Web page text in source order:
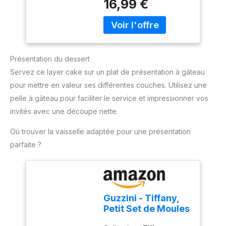
monde entier pour qu'il
dure plus longtemps.
Avec Fond
Amovible, pour
Gâteaux au
Fromage Pizzas
empilées les unes sur les
autres, vous pouvez
également faire des
besoins. 【Haute
qualité】 Fabriqué en
haute qualité, haute
résistance, bonne
robuste et durable, peut
【Revêtement
antiadhésif】 La surface
du moule est en matériau
antiadhésif, le moule à
16,99 €
Présentation du dessert
Servez ce layer cake sur un plat de présentation à gâteau
pour mettre en valeur ses différentes couches. Utilisez une
pelle à gâteau pour faciliter le service et impressionner vos
invités avec une découpe nette.
Où trouver la vaisselle adaptée pour une présentation
parfaite ?
Guzzini - Tiffany,
Petit Set de Moules